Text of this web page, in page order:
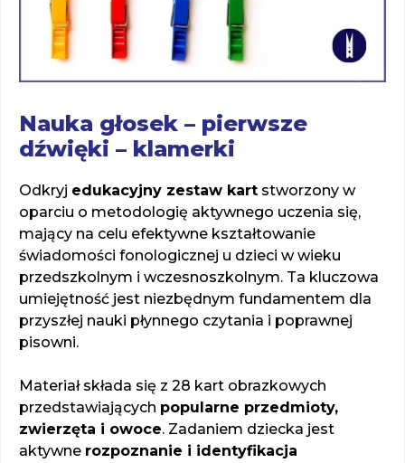
Nauka głosek – pierwsze
dźwięki – klamerki
Odkryj edukacyjny zestaw kart stworzony w
oparciu o metodologię aktywnego uczenia się,
mający na celu efektywne kształtowanie
świadomości fonologicznej u dzieci w wieku
przedszkolnym i wczesnoszkolnym. Ta kluczowa
umiejętność jest niezbędnym fundamentem dla
przyszłej nauki płynnego czytania i poprawnej
pisowni.
Materiał składa się z 28 kart obrazkowych
przedstawiających popularne przedmioty,
zwierzęta i owoce. Zadaniem dziecka jest
aktywne rozpoznanie i identyfikacja